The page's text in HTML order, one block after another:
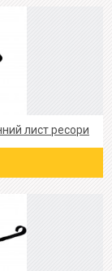
лист ресори